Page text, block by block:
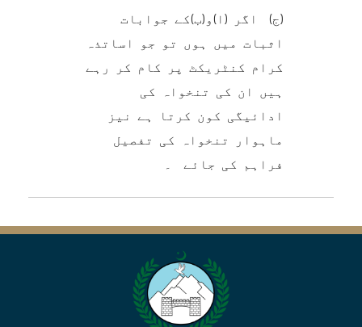
(ج) اگر (ا)و(ب)کے جوابات
اثبات میں ہوں تو جو اساتذہ
کرام کنٹریکٹ پر کام کر رہے
ہیں ان کی تنخواہ کی
ادائیگی کون کرتا ہے نیز
ماہوار تنخواہ کی تفصیل
فراہم کی جائے ۔